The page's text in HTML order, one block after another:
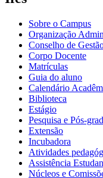
Sobre o Campus
Organização
Conselho de
Corpo Docente
Matrículas
Guia do aluno
Calendário
Biblioteca
Estágio
Pesquisa e Pós-
Extensão
Incubadora
Atividades
Assistência
Núcleos e